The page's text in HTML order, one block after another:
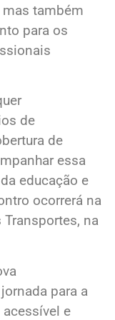
também
para os
de
de
essa
educação e
ocorrerá na
na
para a
e